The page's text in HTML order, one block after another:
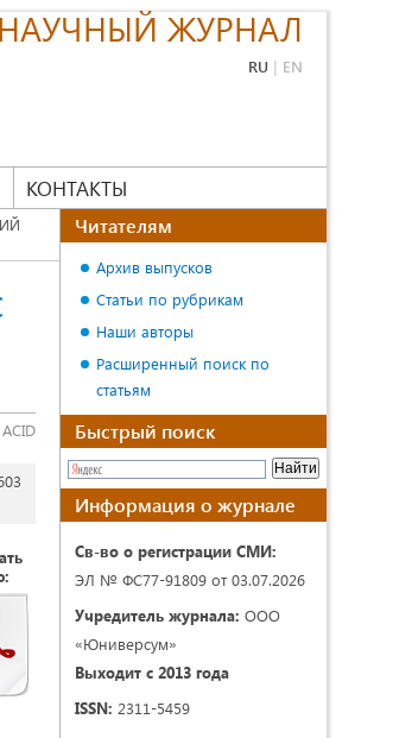
ЖУРНАЛ
RU | EN
КОНТАКТЫ
Читателям
Архив выпусков
Статьи по рубрикам
Наши авторы
Расширенный поиск по
статьям
Быстрый поиск
Информация о журнале
Св-во о регистрации СМИ:
ЭЛ № ФС77-91809 от 03.07.2026
Учредитель журнала: ООО
«Юниверсум»
Выходит с 2013 года
ISSN: 2311-5459